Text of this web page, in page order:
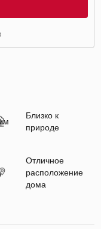
Близко к
природе
Отличное
расположение
дома